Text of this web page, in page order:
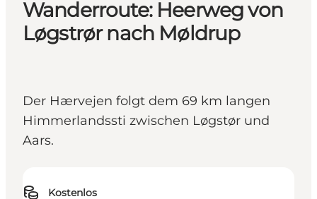
Wanderroute: Heerweg von
Løgstrør nach Møldrup
Der Hærvejen folgt dem 69 km langen
Himmerlandssti zwischen Løgstør und
Aars.
Kostenlos